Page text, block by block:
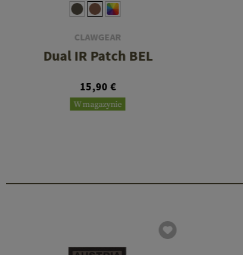
CLAWGEAR
Dual IR Patch BEL
15,90 €
W magazynie